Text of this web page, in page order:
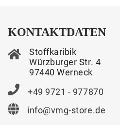
KONTAKTDATEN
Stoffkaribik
Würzburger Str. 4
97440 Werneck
+49 9721 - 977870
info@vmg-store.de